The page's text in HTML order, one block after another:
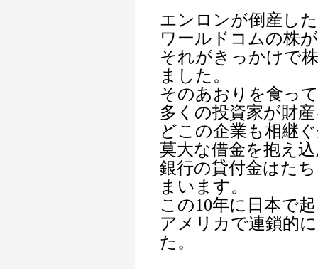
エンロンが倒産し
ワールドコムの株
それがきっかけで
ました。
そのあおりを食って
多くの投資家が財
どこの企業も相継
莫大な借金を抱え
銀行の貸付金はた
まいます。
この10年に日本で
アメリカで連鎖的
た。